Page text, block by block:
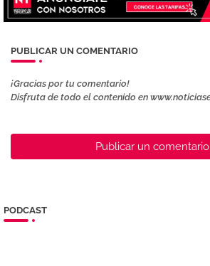
PUBLICAR UN COMENTARIO
¡Gracias por tu comentario!
Disfruta de todo el contenido en
Publicar un comentario
PODCAST